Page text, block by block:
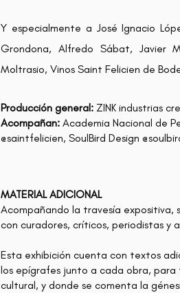
Y especialmente a José Ignacio
Grondona, Alfredo Sábat, Javier
Moltrasio, Vinos Saint Felicien de
Producción general: ZINK industrias
Acompañan: Academia Nacional de
@saintfelicien, SoulBird Design
MATERIAL ADICIONAL
Acompañando la travesía expositiva,
con curadores, críticos, periodistas y
Esta exhibición cuenta con textos
los epígrafes junto a cada obra,
cultural, y donde se comenta la